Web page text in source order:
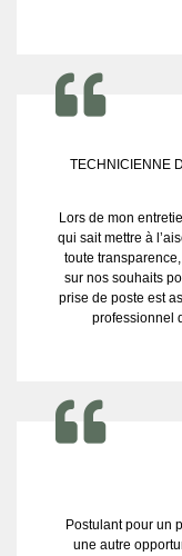
TECHNICIENNE
Lors de mon
qui sait mettre à
toute
sur nos souhaits
prise de poste est
professionnel
Postulant pour un
une autre